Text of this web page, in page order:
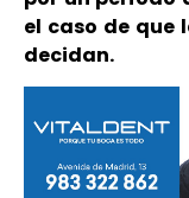
el caso de que
decidan.